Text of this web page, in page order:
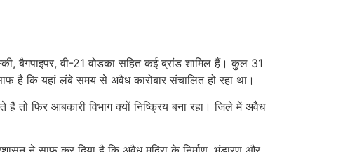
बैगपाइपर, वी-21 वोडका सहित कई ब्रांड शामिल हैं। कुल 31
है कि यहां लंबे समय से अवैध कारोबार संचालित हो रहा था।
तो फिर आबकारी विभाग क्यों निष्क्रिय बना रहा। जिले में अवैध